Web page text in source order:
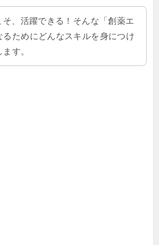
、活躍できる！そんな「創薬エ
るためにどんなスキルを身につけ
す。